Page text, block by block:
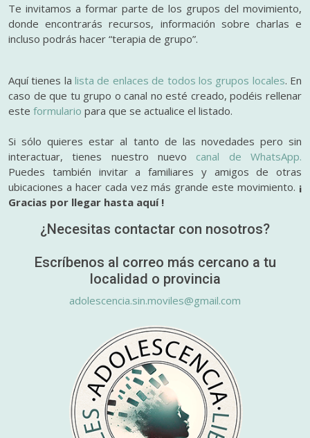
Te invitamos a formar parte de los grupos del movimiento,
donde encontrarás recursos, información sobre charlas e
incluso podrás hacer “terapia de grupo”.
Aquí tienes lalista de enlaces de todos los grupos locales. En
caso de que tu grupo o canal no esté creado, podéis rellenar
este formulario para que se actualice el listado.
Si sólo quieres estar al tanto de las novedades pero sin
interactuar, tienes nuestro nuevo canal de WhatsApp.
Puedes también invitar a familiares y amigos de otras
ubicaciones a hacer cada vez más grande este movimiento. ¡
Gracias por llegar hasta aquí !
¿Necesitas contactar con nosotros?
Escríbenos al correo más cercano a tu
localidad o provincia
adolescencia.sin.moviles@gmail.com